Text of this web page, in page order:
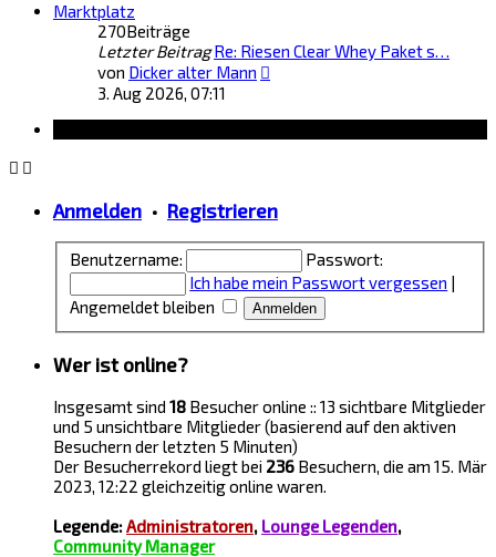
Marktplatz
270Beiträge
Letzter Beitrag Re: Riesen Clear Whey Paket s…
von Dicker alter Mann
3. Aug 2026, 07:11
Anmelden • Registrieren
Benutzername:
Passwort:
Ich habe mein Passwort vergessen
Angemeldet bleiben
Wer ist online?
Insgesamt sind 18 Besucher online :: 13 sichtbare Mitglieder
und 5 unsichtbare Mitglieder (basierend auf den aktiven
Besuchern der letzten 5 Minuten)
Der Besucherrekord liegt bei 236 Besuchern, die am 15. Mär
2023, 12:22 gleichzeitig online waren.
Legende:Administratoren, Lounge Legenden,
Community Manager